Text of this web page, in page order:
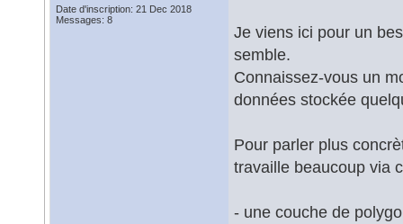
Date d'inscription: 21 Dec 2018
Messages: 8
Je viens ici pour un
semble.
Connaissez-vous un
données stockée
Pour parler plus
travaille beaucoup via
- une couche de